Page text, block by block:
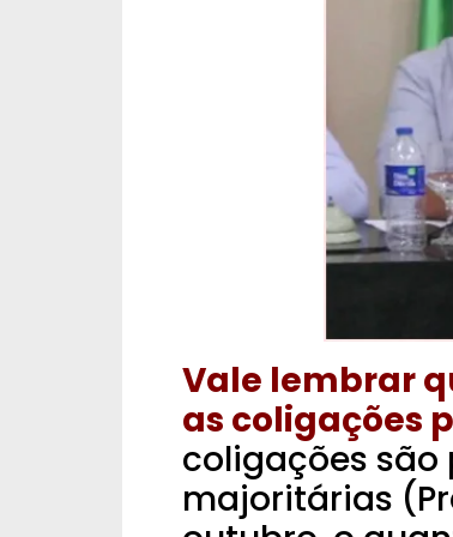
Vale lembrar
as coligações
coligações
majoritárias